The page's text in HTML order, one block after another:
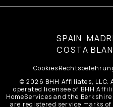
SPAIN
COSTA
Cookies
© 2026 BHH Affiliates, LLC.
operated licensee of BHH
HomeServices and the
are registered service marks